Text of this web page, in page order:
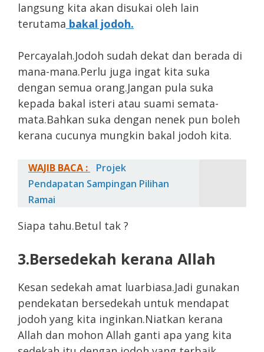
langsung kita akan disukai oleh lain
terutama bakal jodoh.
Percayalah.Jodoh sudah dekat dan berada di
mana-mana.Perlu juga ingat kita suka
dengan semua orang.Jangan pula suka
kepada bakal isteri atau suami semata-
mata.Bahkan suka dengan nenek pun boleh
kerana cucunya mungkin bakal jodoh kita.
WAJIB BACA :
Projek
Pendapatan Sampingan Pilihan
Ramai
Siapa tahu.Betul tak ?
3.Bersedekah kerana Allah
Kesan sedekah amat luarbiasa.Jadi gunakan
pendekatan bersedekah untuk mendapat
jodoh yang kita inginkan.Niatkan kerana
Allah dan mohon Allah ganti apa yang kita